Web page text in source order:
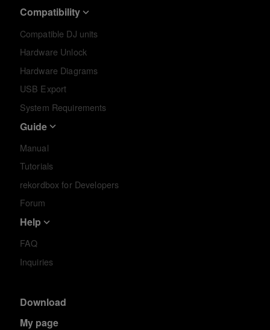
Compatibility
Compatible DJ units
Hardware Unlock
Hardware Diagrams
USB Export
System Requirements
Guide
Manual
Tutorials
rekordbox for Developers
Forum
Help
FAQ
Inquiries
Download
My page